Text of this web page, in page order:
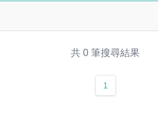
共 0 筆搜尋結果
1